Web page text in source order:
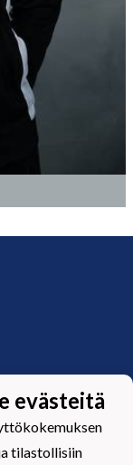
ry)
evästeitä
tilastollisiin